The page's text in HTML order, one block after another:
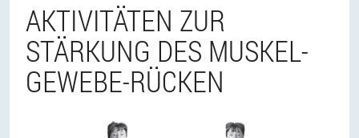
AKTIVITÄTEN ZUR
STÄRKUNG DES MUSKEL-
GEWEBE-RÜCKEN